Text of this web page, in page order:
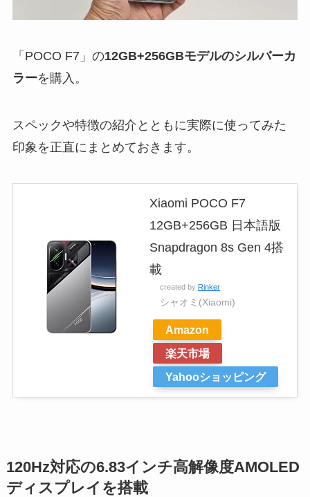
「POCO F7」の12GB+256GBモデルのシルバーカ
ラーを購入。
スペックや特徴の紹介とともに実際に使ってみた
印象を正直にまとめておきます。
Xiaomi POCO F7
12GB+256GB 日本語版
Snapdragon 8s Gen 4搭
載
created by Rinker
シャオミ(Xiaomi)
Amazon
楽天市場
Yahooショッピング
120Hz対応の6.83インチ高解像度AMOLED
ディスプレイを搭載